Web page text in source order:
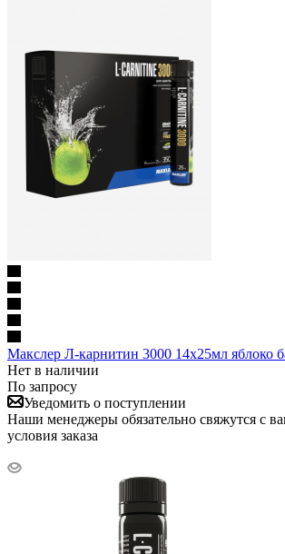
Макслер Л-карнитин 3000 14х25мл яблоко
Нет в наличии
По запросу
Уведомить о поступлении
Наши менеджеры обязательно свяжутся с
условия заказа